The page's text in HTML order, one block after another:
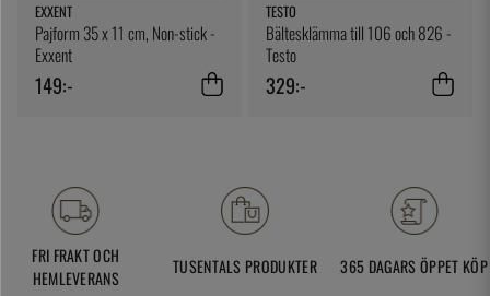
EXXENT
Pajform 35 x 11 cm, Non-stick -
Exxent
149:-
TESTO
Bältesklämma till 106 och 826 -
Testo
329:-
FRI FRAKT OCH
HEMLEVERANS
TUSENTALS PRODUKTER 365 DAGARS ÖPPET KÖP